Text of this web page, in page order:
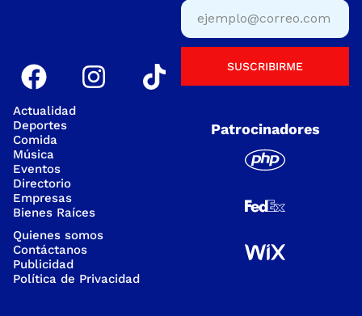
Actualidad
Deportes
Comida
Música
Eventos
Directorio
Empresas
Bienes Raíces
Quienes somos
Contáctanos
Publicidad
Política de Privacidad
SUSCRIBIRME
Patrocinadores